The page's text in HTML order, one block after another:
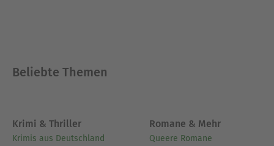
Beliebte Themen
Krimi & Thriller
Krimis aus Deutschland
Romane & Mehr
Queere Romane